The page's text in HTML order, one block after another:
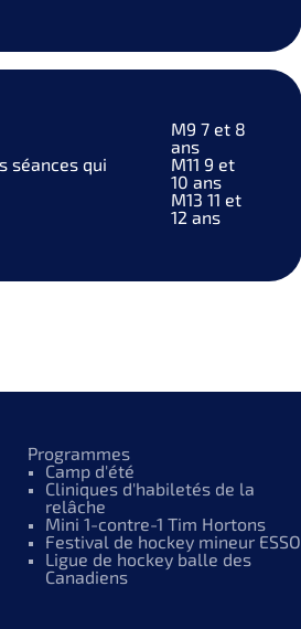
séances qui
M9 7 et 8
ans
M11 9 et
10 ans
M13 11 et
12 ans
Programmes
Camp d'été
Cliniques d'habiletés de la
relâche
Mini 1-contre-1 Tim Hortons
Festival de hockey mineur ESSO
Ligue de hockey balle des
Canadiens